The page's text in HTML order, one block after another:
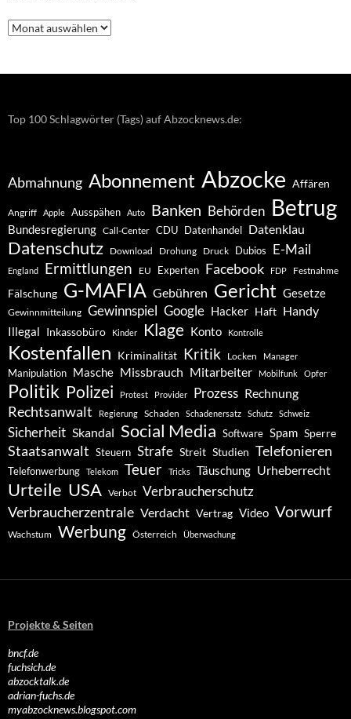
Nachrichten
–
Top 100 Schlagwörter (Tags) auf Abzocknews.de:
Abmahnung Abonnement Abzocke Affären
Angriff Apple Ausspähen Auto Banken Behörden Betrug
Bundesregierung Call-Center CDU Datenhandel Datenklau
Datenschutz Download Drohung Druck Dubios E-Mail
England Ermittlungen EU Experten Facebook FDP Festnahme
Fälschung G-MAFIA Gebühren Gericht Gesetze
Gewinnmitteilung Gewinnspiel Google Hacker Haft Handy
Illegal Inkassobüro Kinder Klage Konto Kontrolle
Kostenfallen Kriminalität Kritik Locken Manager
Manipulation Masche Missbrauch Mitarbeiter Mobilfunk Opfer
Politik Polizei Protest Provider Prozess Rechnung
Rechtsanwalt Regierung Schaden Schadenersatz Schutz Schweiz
Sicherheit Skandal Social Media Software Spam Sperre
Staatsanwalt Steuern Strafe Streit Studien Telefonieren
Telefonwerbung Telekom Teuer Tricks Täuschung Urheberrecht
Urteile USA Verbot Verbraucherschutz
Verbraucherzentrale Verdacht Vertrag Video Vorwurf
Wachstum Werbung Österreich Überwachung
Projekte & Seiten
bncf.de
fuchsich.de
abzocktalk.de
adrian-fuchs.de
myabzocknews.blogspot.com